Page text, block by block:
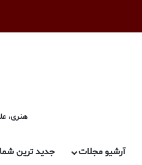
هنری،
آرشیو مجلات جدید ترین